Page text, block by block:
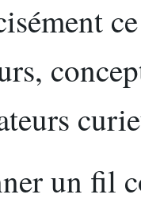
un fil